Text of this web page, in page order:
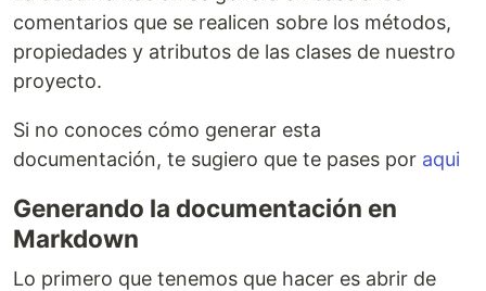
comentarios que se realicen sobre los métodos,
propiedades y atributos de las clases de nuestro
proyecto.
Si no conoces cómo generar esta
documentación, te sugiero que te pases por aqui
Generando la documentación en
Markdown
Lo primero que tenemos que hacer es abrir de